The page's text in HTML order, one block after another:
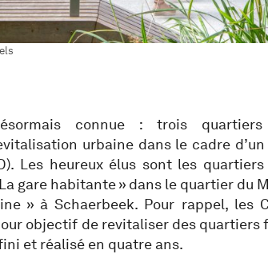
connue : trois quartiers
urbaine dans le cadre
Les heureux élus sont les
gare habitante » dans le quartier du
» à Schaerbeek. Pour rappel, les
objectif de revitaliser des quartiers
et réalisé en quatre ans.